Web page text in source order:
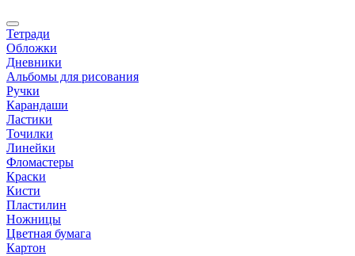
Тетради
Обложки
Дневники
Альбомы для рисования
Ручки
Карандаши
Ластики
Точилки
Линейки
Фломастеры
Краски
Кисти
Пластилин
Ножницы
Цветная бумага
Картон